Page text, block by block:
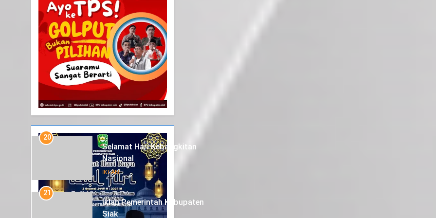
20
Selamat Hari Kebangkitan
Nasional
21
Iklan Pemerintah Kabupaten
Siak
IKLAN
22
NORMAN SILITONGA CALEG
DPRD PROVINSI DKI JAKARTA